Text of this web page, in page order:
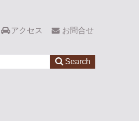
アクセス お問合せ